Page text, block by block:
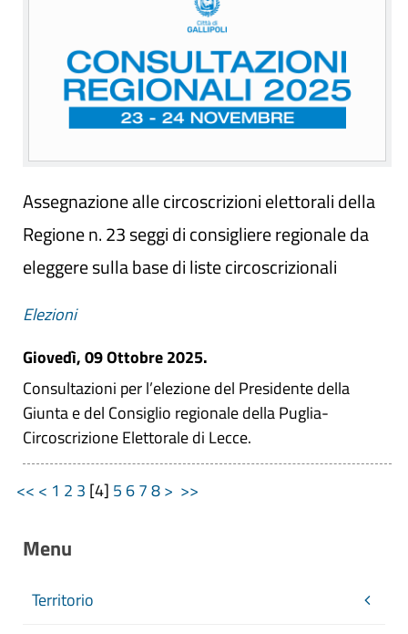
Assegnazione alle circoscrizioni elettorali della
Regione n. 23 seggi di consigliere regionale da
eleggere sulla base di liste circoscrizionali
Elezioni
Giovedì, 09 Ottobre 2025.
Consultazioni per l’elezione del Presidente della
Giunta e del Consiglio regionale della Puglia-
Circoscrizione Elettorale di Lecce.
<< < 1 2 3 [4] 5 678> >>
Menu
Territorio